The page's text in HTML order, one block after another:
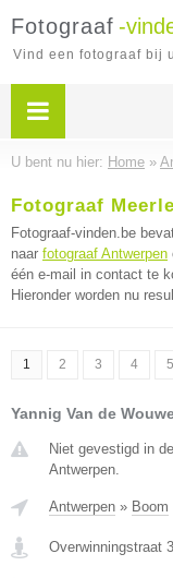
Fotograaf -
Vind een fotograaf bij
U bent nu hier: Home »
Fotograaf Meerle
Fotograaf-vinden.be
naar fotograaf Antwerpen
één e-mail in contact te
Hieronder worden nu
1 2 3 4 5
Yannig Van de
Niet gevestigd in
Antwerpen.
Antwerpen » Boom
Overwinningstraat